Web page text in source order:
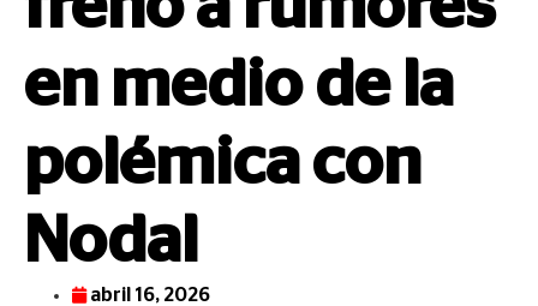
en medio de la
polémica con
Nodal
abril 16, 2026